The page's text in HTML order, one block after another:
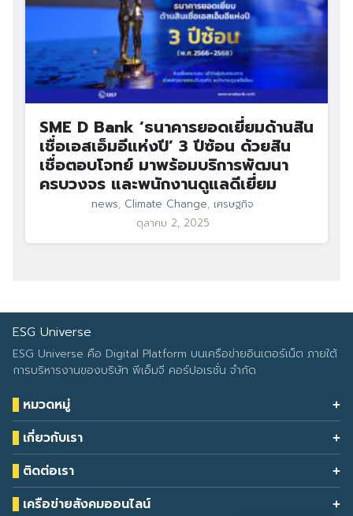
SME D Bank ‘ธนาคารยอดเยี่ยมด้านสิน
เชื่อเอสเอ็มอีแห่งปี’ 3 ปีซ้อน ด้วยสิน
เชื่อตอบโจทย์ มาพร้อมบริการพัฒนา
ครบวงจร และพนักงานดูแลดีเยี่ยม
news, Climate Change, เศรษฐกิจ
ตุลาคม 2, 2025
ESG Universe
ESG Universe คือ Digital Platform บนเครือข่ายอินเตอร์เน็ต ภายใต้
การบริหารงานของบริษัท พีเอ็มจี คอร์ปอเรชั่น จำกัด
หมวดหมู่
Health & Wellness
Eco Icon
ESG Data
Climate Change
ESG Report
เกี่ยวกับเรา
Our Services
About Us
Contact Us
ติดต่อเรา
โทรศัพท์: 090-549-2524
เครือข่ายสังคมออนไลน์